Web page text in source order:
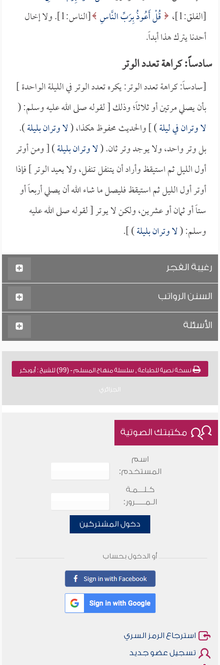
[الفلق:1]،
قُلْ أَعُوذُ بِرَبِّ النَّاسِ
[الناس:1]. ولا إخال
أحدنا يترك هذا أبداً.
سادساً: كراهة تعدد الوتر
[سادساً: كراهة تعدد الوتر: يكره تعدد الوتر في الليلة الواحدة ]
بأن يصلي مرتين أو ثلاثاً؛ وذلك [ لقوله صلى الله عليه وسلم: (
لا وتران في ليلة) ] والحديث محفوظ هكذا، (لا وتران بليلة).
بل وتر واحد، ولا يوجد وتر ثان. (لا وتران بليلة) [ ومن أوتر
أول الليل ثم استيقظ وأراد أن يتنفل تنفل، ولا يعيد الوتر ] فإذا
أوتر أول الليل ثم استيقظ فليصل ما شاء الله أن يصلي أربعاً أو
ستاً أو ثمان أو عشرين، ولكن لا يوتر [ لقوله صلى الله عليه
وسلم: (لا وتران بليلة) ].
رغيبة الفجر
السنن الرواتب
الأسئلة
نسخة نصية للطباعة , سلسلة منهاج المسلم - (99) للشيخ : أبوبكر
الجزائري
مكتبتك الصوتية
اسم
المستخدم:
كـلـــمـة
الـمـــــرور:
دخول المشتركين
أو الدخول بحساب
استرجاع الرمز السري
تسجيل عضو جديد